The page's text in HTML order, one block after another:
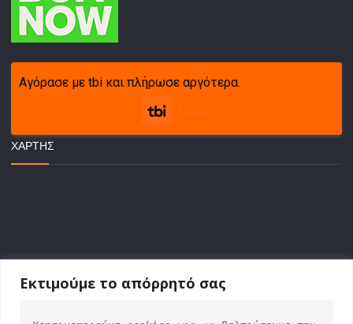
Εκτιμούμε το απόρρητό σας
Αγόρασε με tbi και πλήρωσε αργότερα.
ΧΆΡΤΗΣ